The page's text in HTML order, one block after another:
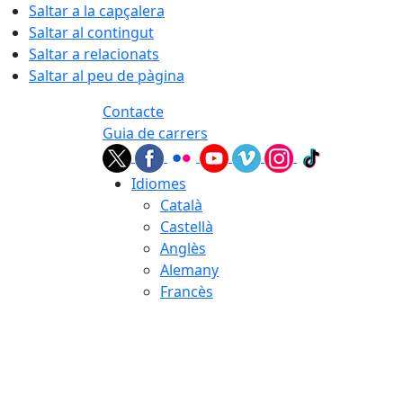
Saltar a la capçalera
Saltar al contingut
Saltar a relacionats
Saltar al peu de pàgina
Contacte
Guia de carrers
Idiomes
Català
Castellà
Anglès
Alemany
Francès